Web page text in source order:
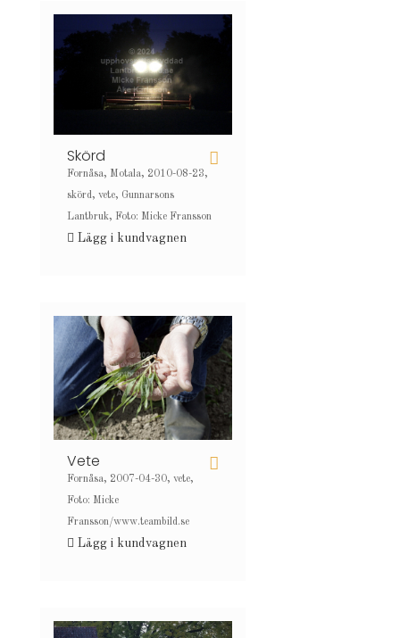
Skörd
Fornåsa, Motala, 2010-08-23,
skörd, vete, Gunnarsons
Lantbruk, Foto: Micke Fransson
Lägg i kundvagnen
Vete
Fornåsa, 2007-04-30, vete,
Foto: Micke
Fransson/www.teambild.se
Lägg i kundvagnen